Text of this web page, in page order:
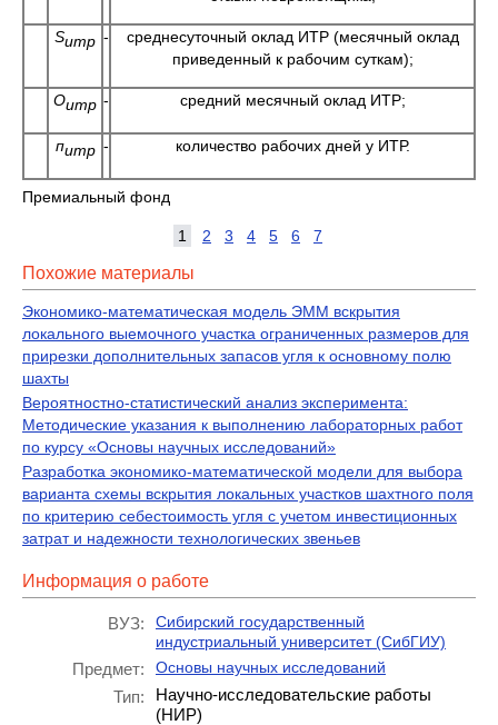
Sитр -
среднесуточный оклад ИТР (месячный оклад
приведенный к рабочим суткам);
Оитр - средний месячный оклад ИТР;
питр - количество рабочих дней у ИТР.
Премиальный фонд
1 2 3 4 5 6 7
Похожие материалы
Экономико-математическая модель ЭММ вскрытия
локального выемочного участка ограниченных размеров для
прирезки дополнительных запасов угля к основному полю
шахты
Вероятностно-статистический анализ эксперимента:
Методические указания к выполнению лабораторных работ
по курсу «Основы научных исследований»
Разработка экономико-математической модели для выбора
варианта схемы вскрытия локальных участков шахтного поля
по критерию себестоимость угля с учетом инвестиционных
затрат и надежности технологических звеньев
Информация о работе
ВУЗ:
Сибирский государственный
индустриальный университет (СибГИУ)
Предмет: Основы научных исследований
Тип:
Научно-исследовательские работы
(НИР)